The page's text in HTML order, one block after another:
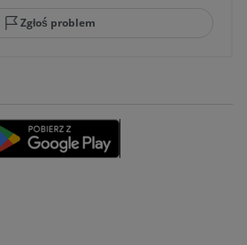
Zgłoś problem